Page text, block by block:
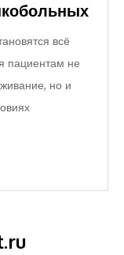
всё
пациентам не
но и